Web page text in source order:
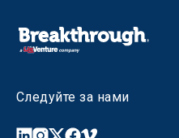
Следуйте за нами